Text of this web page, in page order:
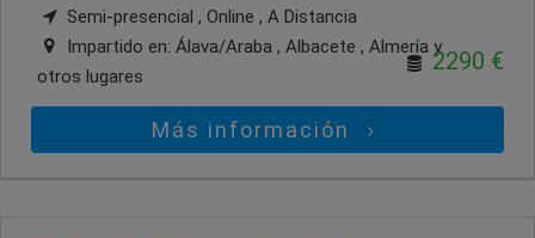
Semi-presencial , Online , A Distancia
Impartido en: Álava/Araba , Albacete , Almería y
otros lugares
2290 €
Más información